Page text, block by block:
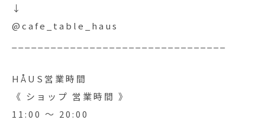
↓
@cafe_table_haus
HÅUS営業時間
《 ショップ 営業時間 》
11:00 〜 20:00